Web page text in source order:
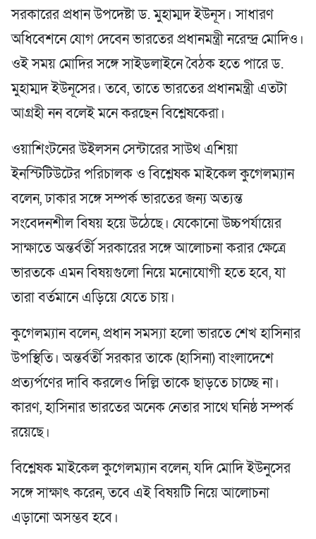
সরকারের প্রধান উপদেষ্টা ড. মুহাম্মদ ইউনূস। সাধারণ
অধিবেশনে যোগ দেবেন ভারতের প্রধানমন্ত্রী নরেন্দ্র মোদিও।
ওই সময় মোদির সঙ্গে সাইডলাইনে বৈঠক হতে পারে ড.
মুহাম্মদ ইউনূসের। তবে, তাতে ভারতের প্রধানমন্ত্রী এতটা
আগ্রহী নন বলেই মনে করছেন বিশ্লেষকেরা।
ওয়াশিংটনের উইলসন সেন্টারের সাউথ এশিয়া
ইনস্টিটিউটের পরিচালক ও বিশ্লেষক মাইকেল কুগেলম্যান
বলেন, ঢাকার সঙ্গে সম্পর্ক ভারতের জন্য অত্যন্ত
সংবেদনশীল বিষয় হয়ে উঠেছে। যেকোনো উচ্চপর্যায়ের
সাক্ষাতে অন্তর্বর্তী সরকারের সঙ্গে আলোচনা করার ক্ষেত্রে
ভারতকে এমন বিষয়গুলো নিয়ে মনোযোগী হতে হবে, যা
তারা বর্তমানে এড়িয়ে যেতে চায়।
কুগেলম্যান বলেন, প্রধান সমস্যা হলো ভারতে শেখ হাসিনার
উপস্থিতি। অন্তর্বর্তী সরকার তাকে (হাসিনা) বাংলাদেশে
প্রত্যর্পণের দাবি করলেও দিল্লি তাকে ছাড়তে চাচ্ছে না।
কারণ, হাসিনার ভারতের অনেক নেতার সাথে ঘনিষ্ঠ সম্পর্ক
রয়েছে।
বিশ্লেষক মাইকেল কুগেলম্যান বলেন, যদি মোদি ইউনুসের
সঙ্গে সাক্ষাৎ করেন, তবে এই বিষয়টি নিয়ে আলোচনা
এড়ানো অসম্ভব হবে।